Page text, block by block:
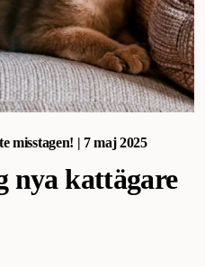
misstagen! | 7 maj 2025
nya kattägare